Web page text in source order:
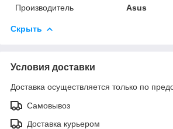
Производитель
Asus
Скрыть
Условия доставки
Доставка осуществляется только по
Самовывоз
Доставка курьером